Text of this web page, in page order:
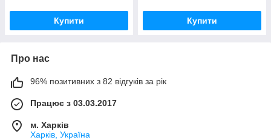
Купити Купити
Про нас
96% позитивних з 82 відгуків за рік
Працює з 03.03.2017
м. Харків
Харків, Україна